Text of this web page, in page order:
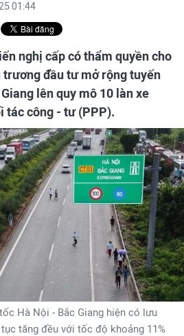
01:44
nghị cấp có thẩm quyền cho
trương đầu tư mở rộng tuyến
lên quy mô 10 làn xe
tác công - tư (PPP).
Hà Nội - Bắc Giang hiện có lưu
tăng đều với tốc độ khoảng 11%